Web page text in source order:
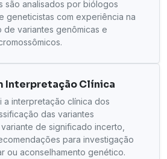
são analisados por biólogos
geneticistas com experiência na
de variantes genômicas e
Interpretação Clínica
a interpretação clínica dos
das variantes
de significado incerto,
para investigação
ou aconselhamento genético.